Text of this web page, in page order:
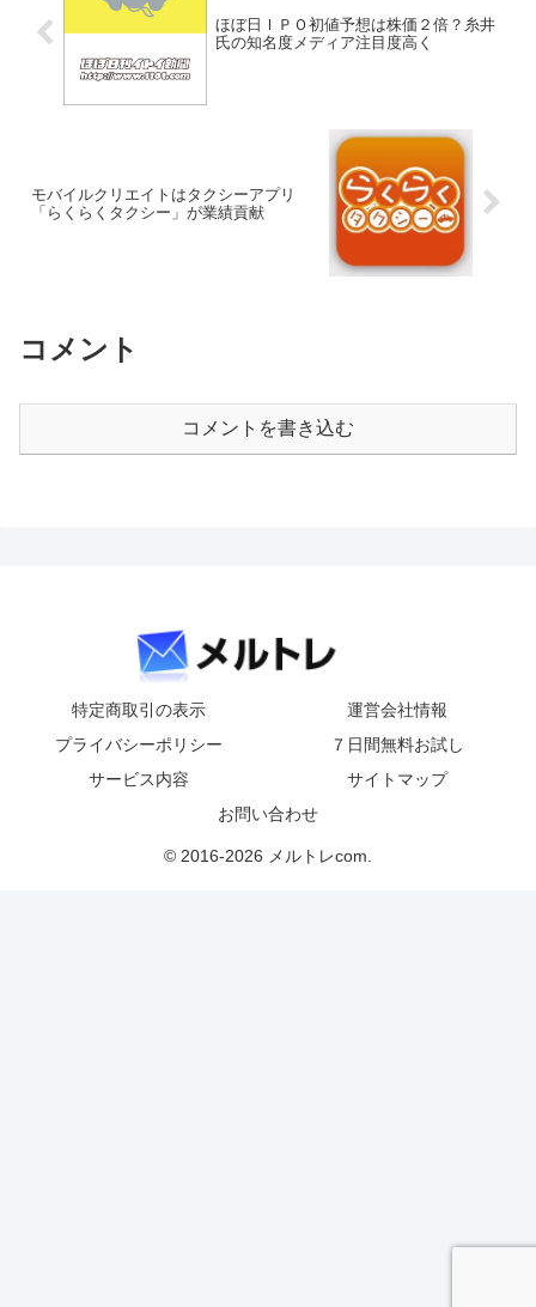
ほぼ日ＩＰＯ初値予想は株価２倍？糸井
氏の知名度メディア注目度高く
モバイルクリエイトはタクシーアプリ
「らくらくタクシー」が業績貢献
コメント
コメントを書き込む
特定商取引の表示
運営会社情報
プライバシーポリシー
７日間無料お試し
サービス内容
サイトマップ
お問い合わせ
© 2016-2026 メルトレcom.